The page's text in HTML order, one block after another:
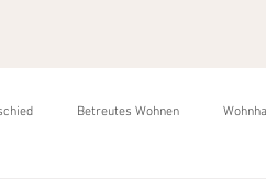
Betreutes Wohnen